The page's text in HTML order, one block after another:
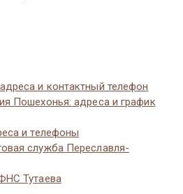
и контактный телефон
Пошехонья: адреса и график
и телефоны
служба Переславля-
Тутаева